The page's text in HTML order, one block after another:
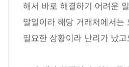
해서 바로 해결하기 어려운
말일이라 해당 거래처에서는
필요한 상황이라 난리가 났고